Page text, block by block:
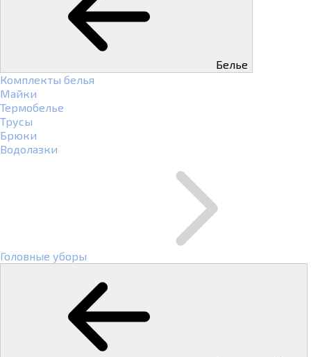
Белье
Комплекты белья
Майки
Термобелье
Трусы
Брюки
Водолазки
Головные уборы